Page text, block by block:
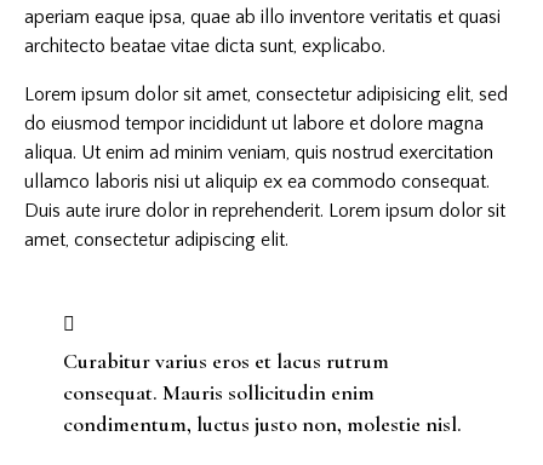
aperiam eaque ipsa, quae ab illo inventore veritatis et quasi
architecto beatae vitae dicta sunt, explicabo.
Lorem ipsum dolor sit amet, consectetur adipisicing elit, sed
do eiusmod tempor incididunt ut labore et dolore magna
aliqua. Ut enim ad minim veniam, quis nostrud exercitation
ullamco laboris nisi ut aliquip ex ea commodo consequat.
Duis aute irure dolor in reprehenderit. Lorem ipsum dolor sit
amet, consectetur adipiscing elit.
Curabitur varius eros et lacus rutrum
consequat. Mauris sollicitudin enim
condimentum, luctus justo non, molestie nisl.